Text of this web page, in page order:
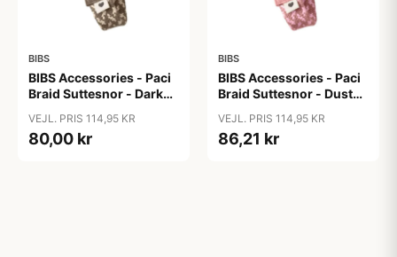
BIBS
BIBS Accessories - Paci
Braid Suttesnor - Dark
VEJL. PRIS 114,95 KR
80,00 kr
BIBS
BIBS Accessories - Paci
Braid Suttesnor - Dusty
VEJL. PRIS 114,95 KR
86,21 kr